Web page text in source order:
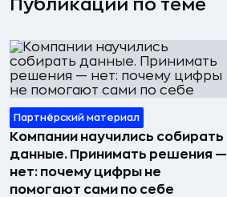
Публикации по теме
Партнёрский материал
Компании научились собирать
данные. Принимать решения —
нет: почему цифры не
помогают сами по себе